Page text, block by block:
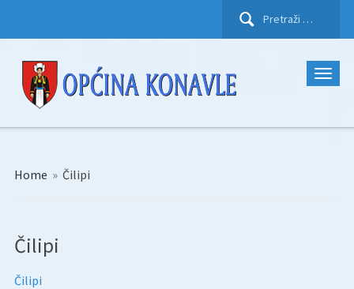
Pretraži:
Home » Čilipi
Čilipi
Čilipi